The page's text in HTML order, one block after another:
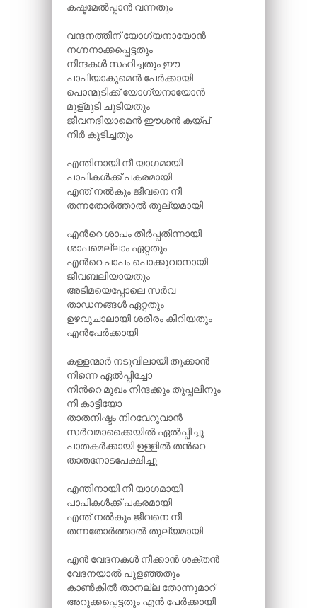
കഷ്ടമേൽപ്പാൻ വന്നതും
വന്ദനത്തിന് യോഗ്യനായോൻ
നഗ്നനാക്കപ്പെട്ടതും
നിന്ദകൾ സഹിച്ചതും ഈ
പാപിയാകുമെൻ പേർക്കായി
പൊന്മുടിക്ക് യോഗ്യനായോൻ
മുള്മുടി ചൂടിയതും
ജീവനദിയാമെൻ ഈശൻ കയ്പ്
നീർ കുടിച്ചതും
എന്തിനായി നീ യാഗമായി
പാപികൾക്ക് പകരമായി
എന്ത് നൽകും ജീവനെ നീ
തന്നതോർത്താൽ തുല്യമായി
എന്‍റെ ശാപം തീർപ്പതിന്നായി
ശാപമെല്ലാം ഏറ്റതും
എന്‍റെ പാപം പൊക്കുവാനായി
ജീവബലിയായതും
അടിമയെപ്പോലെ സർവ
താഡനങ്ങൾ ഏറ്റതും
ഉഴവുചാലായി ശരീരം കീറിയതും
എൻപേർക്കായി
കള്ളന്മാർ നടുവിലായി തൂക്കാൻ
നിന്നെ ഏൽപ്പിച്ചോ
നിന്‍റെ മുഖം നിന്ദക്കും തുപ്പലിനും
നീ കാട്ടിയോ
താതനിഷ്ടം നിറവേറുവാൻ
സർവമാക്കൈയിൽ ഏൽപ്പിച്ചു
പാതകർക്കായി ഉള്ളിൽ തന്‍റെ
താതനോടപേക്ഷിച്ചു
എന്തിനായി നീ യാഗമായി
പാപികൾക്ക് പകരമായി
എന്ത് നൽകും ജീവനെ നീ
തന്നതോർത്താൽ തുല്യമായി
എൻ വേദനകൾ നീക്കാൻ ശക്തൻ
വേദനയാൽ പുളഞ്ഞതും
കാൺകിൽ താനല്ല തോന്നുമാറ്
അറുക്കപ്പെട്ടതും എൻ പേർക്കായി